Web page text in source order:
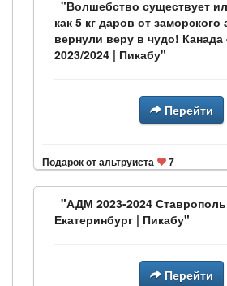
"Волшебство существует
как 5 кг даров от заморского
вернули веру в чудо!
2023/2024 | Пикабу"
Перейти
Подарок от альтруиста 7
"АДМ 2023-2024
Екатеринбург | Пикабу"
Перейти